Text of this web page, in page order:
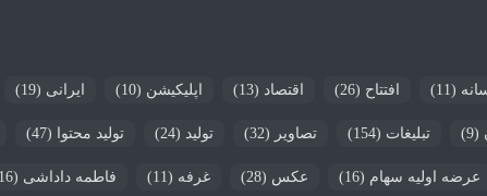
(11) افتتاح (26) اقتصاد (13) اپلیکیشن (10) ایرانی (19)
(9) تبلیغات (154) تصاویر (32) تولید (24) تولید محتوا (47)
عرضه اولیه سهام (16) عکس (28) غرفه (11) فاطمه داداشی (16)